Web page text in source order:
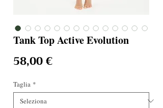
Tank Top Active Evolution
58,00 €Prezzo
Taglia *